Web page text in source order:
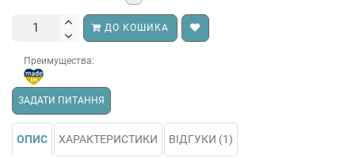
ДО КОШИКА
Преимущества:
ЗАДАТИ ПИТАННЯ
ОПИС ХАРАКТЕРИСТИКИ ВІДГУКИ (1)